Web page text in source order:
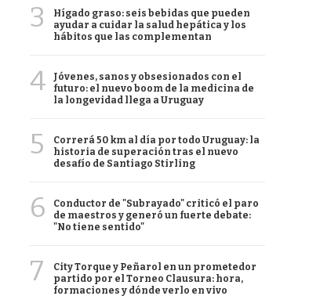
3
Hígado graso: seis bebidas que pueden
ayudar a cuidar la salud hepática y los
hábitos que las complementan
4
Jóvenes, sanos y obsesionados con el
futuro: el nuevo boom de la medicina de
la longevidad llega a Uruguay
5
Correrá 50 km al día por todo Uruguay: la
historia de superación tras el nuevo
desafío de Santiago Stirling
6
Conductor de "Subrayado" criticó el paro
de maestros y generó un fuerte debate:
"No tiene sentido"
7
City Torque y Peñarol en un prometedor
partido por el Torneo Clausura: hora,
formaciones y dónde verlo en vivo